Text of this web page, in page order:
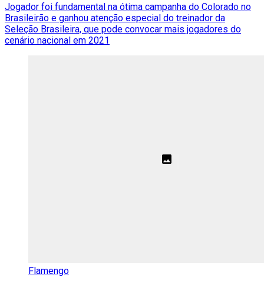
Jogador foi fundamental na ótima campanha do Colorado no
Brasileirão e ganhou atenção especial do treinador da
Seleção Brasileira, que pode convocar mais jogadores do
cenário nacional em 2021
Flamengo